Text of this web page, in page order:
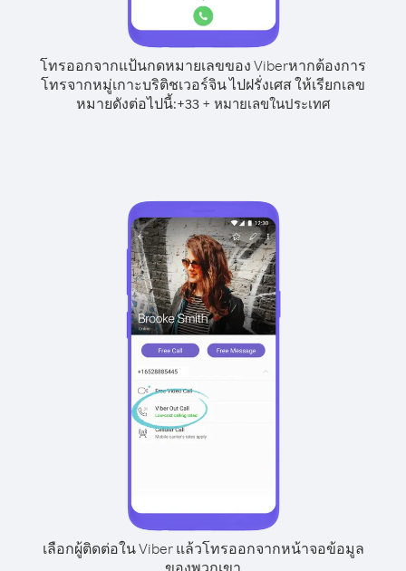
โทรออกจากแป้นกดหมายเลขของ Viberหากต้องการ
โทรจากหมู่เกาะบริติชเวอร์จิน ไปฝรั่งเศส ให้เรียกเลข
หมายดังต่อไปนี้:+33+ หมายเลขในประเทศ
เลือกผู้ติดต่อใน Viber แล้วโทรออกจากหน้าจอข้อมูล
ของพวกเขา